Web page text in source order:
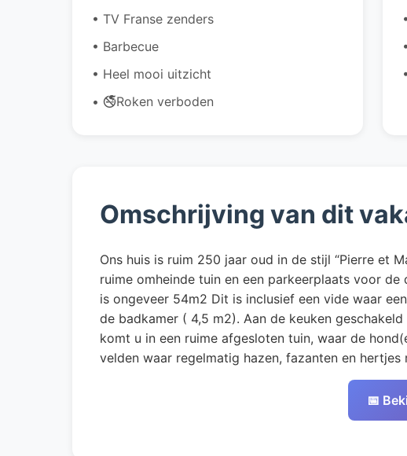
• TV Franse zenders
• Barbecue
• Heel mooi uitzicht
• 🚭Roken verboden
Omschrijving van dit
Ons huis is ruim 250 jaar oud in de stijl “Pierre et
ruime omheinde tuin en een parkeerplaats voor
is ongeveer 54m2 Dit is inclusief een vide waar
de badkamer ( 4,5 m2). Aan de keuken
komt u in een ruime afgesloten tuin, waar de
velden waar regelmatig hazen, fazanten en
📅